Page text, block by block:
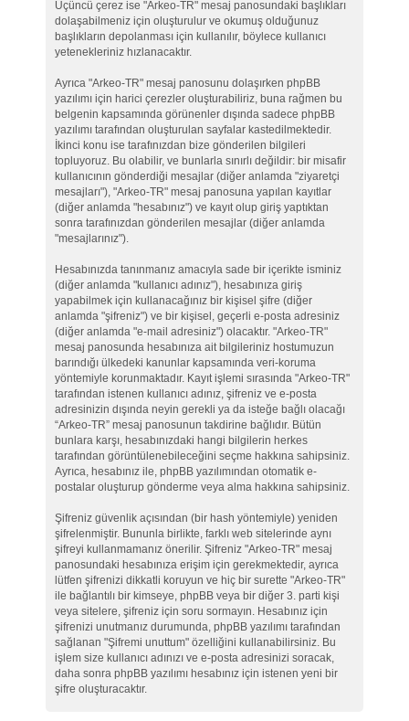
Üçüncü çerez ise "Arkeo-TR" mesaj panosundaki başlıkları
dolaşabilmeniz için oluşturulur ve okumuş olduğunuz
başlıkların depolanması için kullanılır, böylece kullanıcı
yetenekleriniz hızlanacaktır.
Ayrıca "Arkeo-TR" mesaj panosunu dolaşırken phpBB
yazılımı için harici çerezler oluşturabiliriz, buna rağmen bu
belgenin kapsamında görünenler dışında sadece phpBB
yazılımı tarafından oluşturulan sayfalar kastedilmektedir.
İkinci konu ise tarafınızdan bize gönderilen bilgileri
topluyoruz. Bu olabilir, ve bunlarla sınırlı değildir: bir misafir
kullanıcının gönderdiği mesajlar (diğer anlamda "ziyaretçi
mesajları"), "Arkeo-TR" mesaj panosuna yapılan kayıtlar
(diğer anlamda "hesabınız") ve kayıt olup giriş yaptıktan
sonra tarafınızdan gönderilen mesajlar (diğer anlamda
"mesajlarınız").
Hesabınızda tanınmanız amacıyla sade bir içerikte isminiz
(diğer anlamda "kullanıcı adınız"), hesabınıza giriş
yapabilmek için kullanacağınız bir kişisel şifre (diğer
anlamda "şifreniz") ve bir kişisel, geçerli e-posta adresiniz
(diğer anlamda "e-mail adresiniz") olacaktır. "Arkeo-TR"
mesaj panosunda hesabınıza ait bilgileriniz hostumuzun
barındığı ülkedeki kanunlar kapsamında veri-koruma
yöntemiyle korunmaktadır. Kayıt işlemi sırasında "Arkeo-TR"
tarafından istenen kullanıcı adınız, şifreniz ve e-posta
adresinizin dışında neyin gerekli ya da isteğe bağlı olacağı
“Arkeo-TR” mesaj panosunun takdirine bağlıdır. Bütün
bunlara karşı, hesabınızdaki hangi bilgilerin herkes
tarafından görüntülenebileceğini seçme hakkına sahipsiniz.
Ayrıca, hesabınız ile, phpBB yazılımından otomatik e-
postalar oluşturup gönderme veya alma hakkına sahipsiniz.
Şifreniz güvenlik açısından (bir hash yöntemiyle) yeniden
şifrelenmiştir. Bununla birlikte, farklı web sitelerinde aynı
şifreyi kullanmamanız önerilir. Şifreniz "Arkeo-TR" mesaj
panosundaki hesabınıza erişim için gerekmektedir, ayrıca
lütfen şifrenizi dikkatli koruyun ve hiç bir surette "Arkeo-TR"
ile bağlantılı bir kimseye, phpBB veya bir diğer 3. parti kişi
veya sitelere, şifreniz için soru sormayın. Hesabınız için
şifrenizi unutmanız durumunda, phpBB yazılımı tarafından
sağlanan "Şifremi unuttum" özelliğini kullanabilirsiniz. Bu
işlem size kullanıcı adınızı ve e-posta adresinizi soracak,
daha sonra phpBB yazılımı hesabınız için istenen yeni bir
şifre oluşturacaktır.